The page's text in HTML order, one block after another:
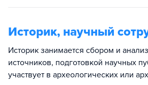
Историк, научный
Историк занимается сбором и
источников, подготовкой научных
участвует в археологических или